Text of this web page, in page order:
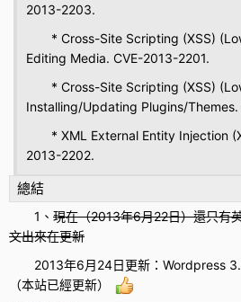
2013-2203.
* Cross-Site Scripting (XSS)
Editing Media. CVE-2013-2201.
* Cross-Site Scripting (XSS)
Installing/Updating Plugins/Themes.
* XML External Entity Injection
2013-2202.
總結
1、 現在（2013年6月22日）還只有
文出來在更新
2013年6月24日更新：Wordpress
（本站已經更新）